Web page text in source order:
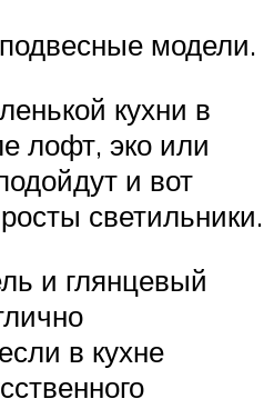
модели.
кухни в
лофт, эко или
и вот
светильники.
и глянцевый
в кухне